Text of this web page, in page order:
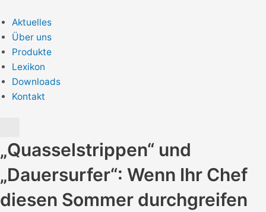
Inhalt
springen
Aktuelles
Über uns
Produkte
Lexikon
Downloads
Kontakt
„Quasselstrippen“ und
„Dauersurfer“: Wenn Ihr Chef
diesen Sommer durchgreifen